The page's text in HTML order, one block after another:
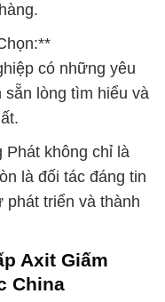
có những yêu
sẵn lòng tìm hiểu và
Phát không chỉ là
là đối tác đáng tin
phát triển và thành
Axit Giấm
China